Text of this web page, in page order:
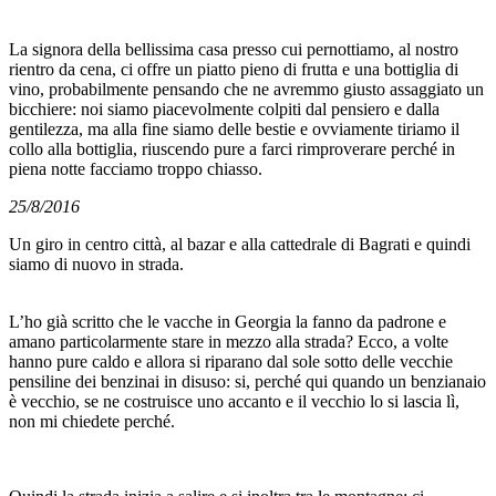
La signora della bellissima casa presso cui pernottiamo, al nostro
rientro da cena, ci offre un piatto pieno di frutta e una bottiglia di
vino, probabilmente pensando che ne avremmo giusto assaggiato un
bicchiere: noi siamo piacevolmente colpiti dal pensiero e dalla
gentilezza, ma alla fine siamo delle bestie e ovviamente tiriamo il
collo alla bottiglia, riuscendo pure a farci rimproverare perché in
piena notte facciamo troppo chiasso.
25/8/2016
Un giro in centro città, al bazar e alla cattedrale di Bagrati e quindi
siamo di nuovo in strada.
L’ho già scritto che le vacche in Georgia la fanno da padrone e
amano particolarmente stare in mezzo alla strada? Ecco, a volte
hanno pure caldo e allora si riparano dal sole sotto delle vecchie
pensiline dei benzinai in disuso: si, perché qui quando un benzianaio
è vecchio, se ne costruisce uno accanto e il vecchio lo si lascia lì,
non mi chiedete perché.